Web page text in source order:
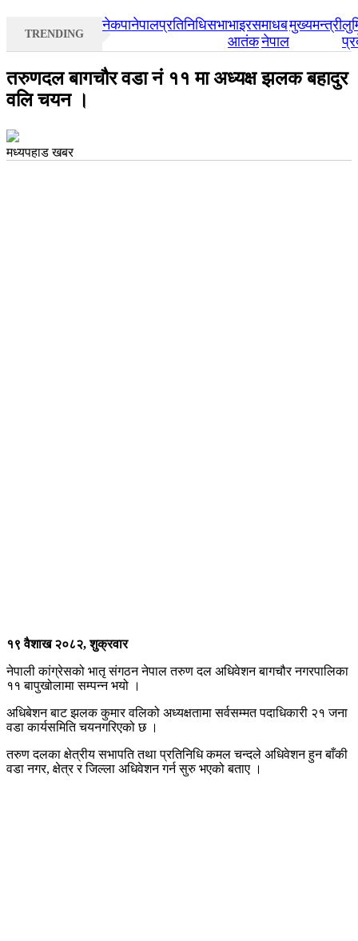
TRENDING
नेकपानेपालप्रतिनिधिसभाभाइरस
आतंक
माधब
नेपाल
मुख्यमन्त्री
तरुणदल बागचौर वडा नं ११ मा अध्यक्ष झलक बहादुर
वलि चयन ।
मध्यपहाड खबर
१९ वैशाख २०८२, शुक्रवार
नेपाली कांग्रेसको भातृ संगठन नेपाल तरुण दल अधिवेशन बागचौर नगरपालिका
११ बापुखोलामा सम्पन्न भयो ।
अधिबेशन बाट झलक कुमार वलिको अध्यक्षतामा सर्वसम्मत पदाधिकारी २१ जना
वडा कार्यसमिति चयनगरिएको छ ।
तरुण दलका क्षेत्रीय सभापति तथा प्रतिनिधि कमल चन्दले अधिवेशन हुन बाँकी
वडा नगर, क्षेत्र र जिल्ला अधिवेशन गर्न सुरु भएको बताए ।